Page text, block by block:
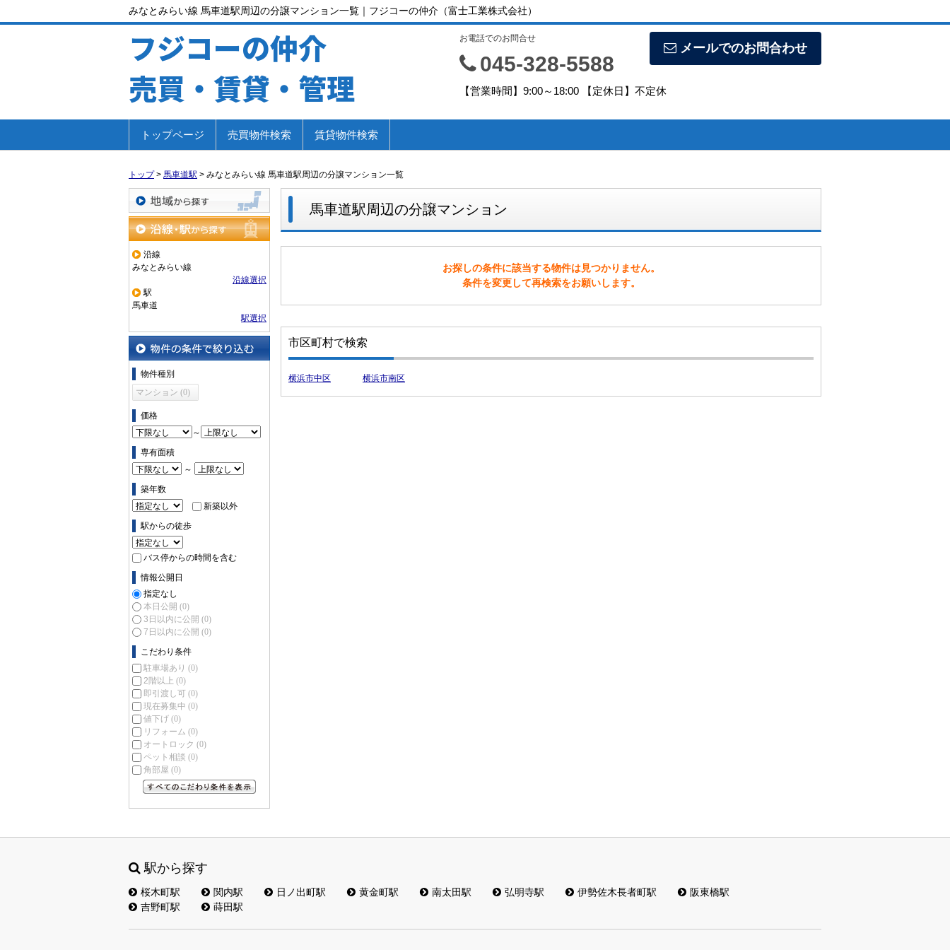
みなとみらい線 馬車道駅周辺の分譲マンション一覧｜フジコーの仲介（富士工業株式会社）
フジコーの仲介
売買・賃貸・管理
メールでのお問合わせ
お電話でのお問合せ
045-328-5588
【営業時間】9:00～18:00 【定休日】不定休
トップページ 売買物件検索 賃貸物件検索
トップ> 馬車道駅 > みなとみらい線 馬車道駅周辺の分譲マンション一覧
地域から探す
沿線・駅から探す
沿線
みなとみらい線
沿線選択
駅
馬車道
駅選択
物件の条件で絞り込む
物件種別
マンション (0)
価格
～
専有面積
～
築年数
新築以外
駅からの徒歩
バス停からの時間を含む
情報公開日
指定なし
本日公開 (0)
3日以内に公開 (0)
7日以内に公開 (0)
こだわり条件
駐車場あり (0)
2階以上 (0)
即引渡し可 (0)
現在募集中 (0)
値下げ (0)
リフォーム (0)
オートロック (0)
ペット相談 (0)
角部屋 (0)
馬車道駅周辺の分譲マンション
お探しの条件に該当する物件は見つかりません。
条件を変更して再検索をお願いします。
市区町村で検索
横浜市中区 横浜市南区
駅から探す
桜木町駅 関内駅 日ノ出町駅 黄金町駅 南太田駅 弘明寺駅 伊勢佐木長者町駅
阪東橋駅
吉野町駅
蒔田駅